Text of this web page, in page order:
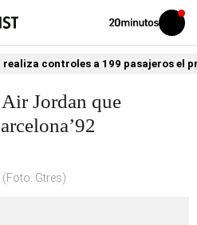
Volver
Iniciar
sesión
realiza controles a 199 pasajeros el
Air Jordan que
Gtres)